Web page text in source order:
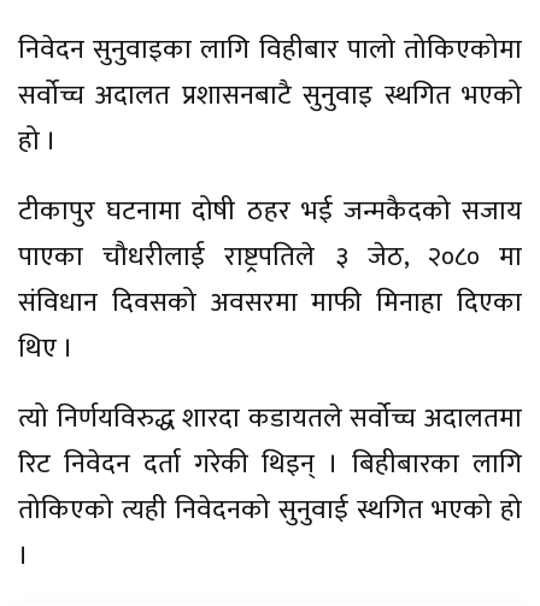
निवेदन सुनुवाइका लागि विहीबार पालो तोकिएकोमा
सर्वोच्च अदालत प्रशासनबाटै सुनुवाइ स्थगित भएको
हो ।
टीकापुर घटनामा दोषी ठहर भई जन्मकैदको सजाय
पाएका चौधरीलाई राष्ट्रपतिले ३ जेठ, २०८० मा
संविधान दिवसको अवसरमा माफी मिनाहा दिएका
थिए ।
त्यो निर्णयविरुद्ध शारदा कडायतले सर्वोच्च अदालतमा
रिट निवेदन दर्ता गरेकी थिइन् । बिहीबारका लागि
तोकिएको त्यही निवेदनको सुनुवाई स्थगित भएको हो
।